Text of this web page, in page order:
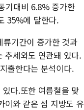
기대비 6.8% 증가한
35%에 달한다.
기간이 증가한 것과
추세와도 연관돼 있다.
출한다는 분석이다.
다.또한 여름철을 맞
이와 같은 섬 지방도 유